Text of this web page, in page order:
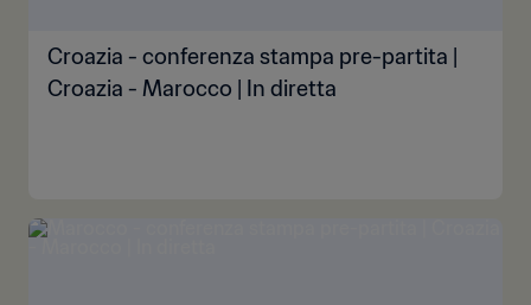
Croazia - conferenza stampa pre-partita |
Croazia - Marocco | In diretta